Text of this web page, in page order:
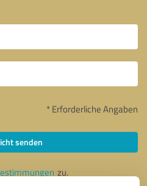
* Erforderliche Angaben
senden
zu.